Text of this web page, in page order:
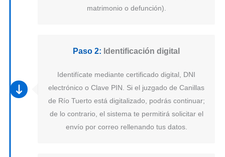
matrimonio o defunción).
Paso 2: Identificación digital
Identifícate mediante certificado digital, DNI
electrónico o Clave PIN. Si el juzgado de Canillas
de Río Tuerto está digitalizado, podrás continuar;
de lo contrario, el sistema te permitirá solicitar el
envío por correo rellenando tus datos.